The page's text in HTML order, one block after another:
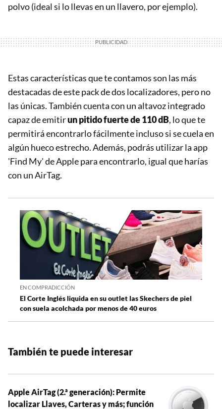
polvo (ideal si lo llevas en un llavero, por ejemplo).
Estas características que te contamos son las más
destacadas de este pack de dos localizadores, pero no
las únicas. También cuenta con un altavoz integrado
capaz de emitirun pitido fuerte de 110 dB, lo que te
permitirá encontrarlo fácilmente incluso si se cuela en
algún hueco estrecho. Además, podrás utilizar la app
'Find My' de Apple para encontrarlo, igual que harías
con un AirTag.
EN COMPRADICCIÓN
El Corte Inglés liquida en su outlet las Skechers de piel
con suela acolchada por menos de 40 euros
También te puede interesar
Apple AirTag (2.ª generación): Permite
localizar Llaves, Carteras y más; función